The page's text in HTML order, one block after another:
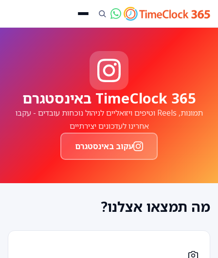
TimeClock 365 באינסטגרם
תמונות, Reels וטיפים ויזואליים לניהול נוכחות עובדים - עקבו
אחרינו לעדכונים יצירתיים
עקוב באינסטגרם
מה תמצאו אצלנו?